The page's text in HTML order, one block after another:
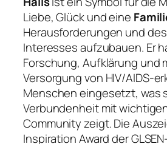
Liebe, Glück und eine
Herausforderungen und
Interesses aufzubauen. Er
Forschung, Aufklärung und
Versorgung von HIV/AIDS-
Menschen eingesetzt, was
Verbundenheit mit
Community zeigt. Die
Inspiration Award der